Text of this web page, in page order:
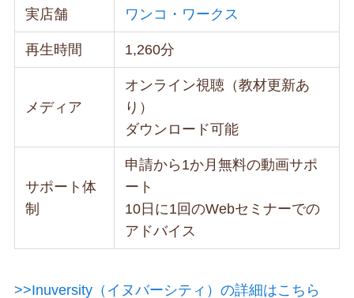
実店舗 ワンコ・ワークス
再生時間 1,260分
メディア
オンライン視聴（教材更新あ
り）
ダウンロード可能
サポート体
制
申請から1か月無料の動画サポ
ート
10日に1回のWebセミナーでの
アドバイス
>>Inuversity（イヌバーシティ）の詳細はこちら